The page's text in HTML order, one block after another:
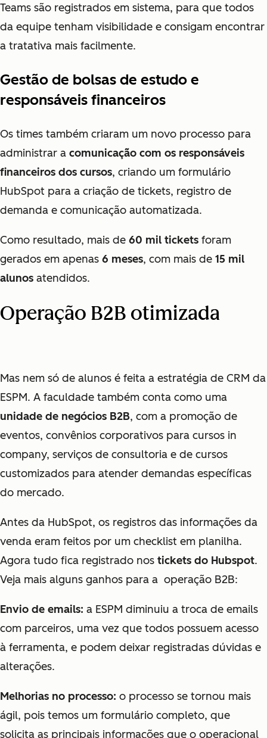
Teams são registrados em sistema, para que todos
da equipe tenham visibilidade e consigam encontrar
a tratativa mais facilmente.
Gestão de bolsas de estudo e
responsáveis financeiros
Os times também criaram um novo processo para
administrar a comunicação com os responsáveis
financeiros dos cursos, criando um formulário
HubSpot para a criação de tickets, registro de
demanda e comunicação automatizada.
Como resultado, mais de 60 mil tickets foram
gerados em apenas 6 meses, com mais de 15 mil
alunos atendidos.
Operação B2B otimizada
Mas nem só de alunos é feita a estratégia de CRM da
ESPM. A faculdade também conta como uma
unidade de negócios B2B, com a promoção de
eventos, convênios corporativos para cursos in
company, serviços de consultoria e de cursos
customizados para atender demandas específicas
do mercado.
Antes da HubSpot, os registros das informações da
venda eram feitos por um checklist em planilha.
Agora tudo fica registrado nos tickets do Hubspot.
Veja mais alguns ganhos para a operação B2B:
Envio de emails: a ESPM diminuiu a troca de emails
com parceiros, uma vez que todos possuem acesso
à ferramenta, e podem deixar registradas dúvidas e
alterações.
Melhorias no processo: o processo se tornou mais
ágil, pois temos um formulário completo, que
solicita as principais informações que o operacional